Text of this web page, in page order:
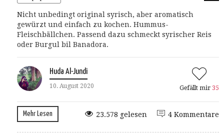
Nicht unbedingt original syrisch, aber aromatisch
gewürzt und einfach zu kochen. Hummus-
Fleischbällchen. Passend dazu schmeckt syrischer Reis
oder Burgul bil Banadora.
Huda Al-Jundi
10. August 2020 Gefällt mir 35
Mehr Lesen 4 Kommentare
23.578 gelesen